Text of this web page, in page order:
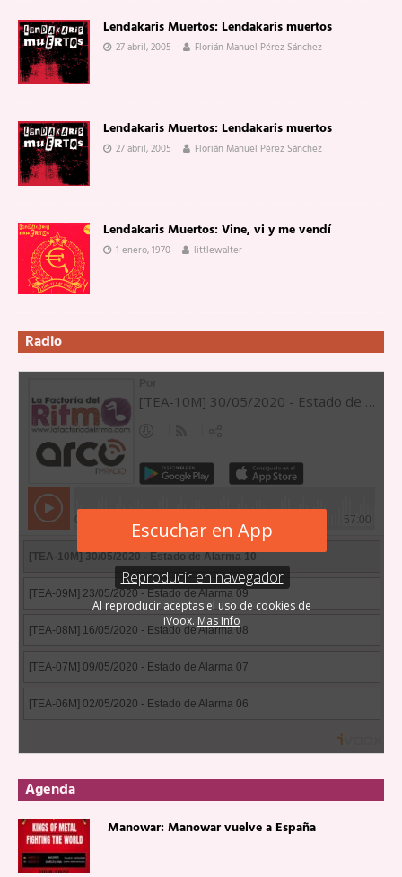
Lendakaris Muertos: Lendakaris muertos
27 abril, 2005 Florián Manuel Pérez Sánchez
Lendakaris Muertos: Lendakaris muertos
27 abril, 2005 Florián Manuel Pérez Sánchez
Lendakaris Muertos: Vine, vi y me vendí
1 enero, 1970 littlewalter
Radio
Agenda
Manowar: Manowar vuelve a España